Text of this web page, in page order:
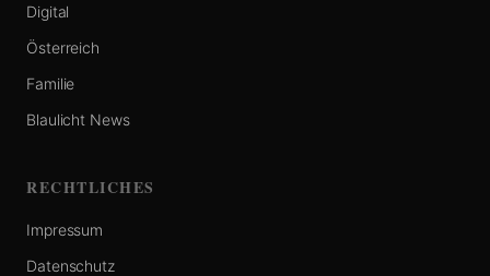
Digital
Österreich
Familie
Blaulicht News
RECHTLICHES
Impressum
Datenschutz